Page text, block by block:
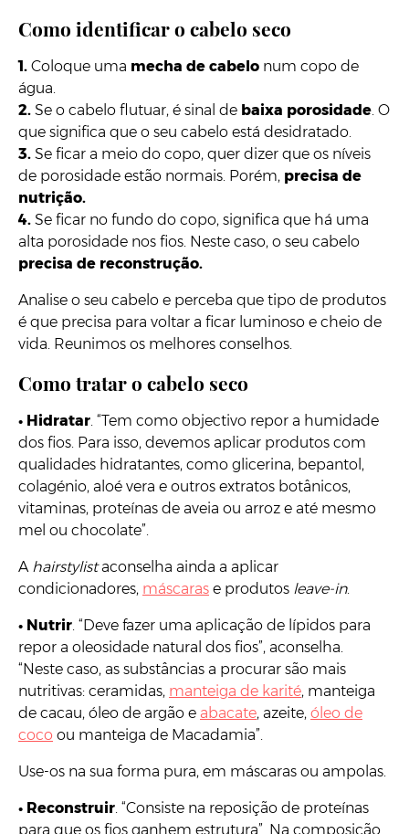
Como identificar o cabelo seco
1. Coloque uma mecha de cabelo num copo de
água.
2. Se o cabelo flutuar, é sinal de baixa porosidade . O
que significa que o seu cabelo está desidratado.
3. Se ficar a meio do copo, quer dizer que os níveis
de porosidade estão normais. Porém, precisa de
nutrição.
4. Se ficar no fundo do copo, significa que há uma
alta porosidade nos fios. Neste caso, o seu cabelo
precisa de reconstrução.
Analise o seu cabelo e perceba que tipo de produtos
é que precisa para voltar a ficar luminoso e cheio de
vida. Reunimos os melhores conselhos.
Como tratar o cabelo seco
• Hidratar. “Tem como objectivo repor a humidade
dos fios. Para isso, devemos aplicar produtos com
qualidades hidratantes, como glicerina, bepantol,
colagénio, aloé vera e outros extratos botânicos,
vitaminas, proteínas de aveia ou arroz e até mesmo
mel ou chocolate”.
Ahairstylistaconselha ainda a aplicar
condicionadores, máscaras e produtos leave-in.
• Nutrir. “Deve fazer uma aplicação de lípidos para
repor a oleosidade natural dos fios”, aconselha.
“Neste caso, as substâncias a procurar são mais
nutritivas: ceramidas, manteiga de karité, manteiga
de cacau, óleo de argão e abacate, azeite, óleo de
coco ou manteiga de Macadamia”.
Use-os na sua forma pura, em máscaras ou ampolas.
• Reconstruir. “Consiste na reposição de proteínas
para que os fios ganhem estrutura”. Na composição